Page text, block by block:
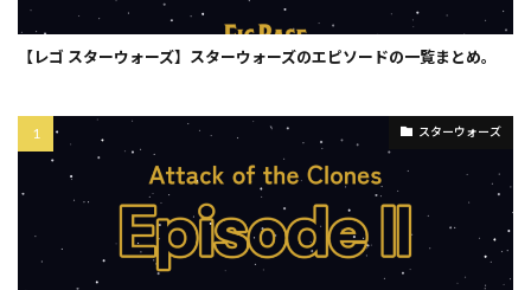
【レゴ スターウォーズ】スターウォーズのエピソードの一覧まとめ。
スターウォーズ